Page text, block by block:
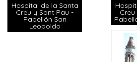
Hospital de la Santa
Creu y Sant Pau -
Pabellón San
Leopoldo